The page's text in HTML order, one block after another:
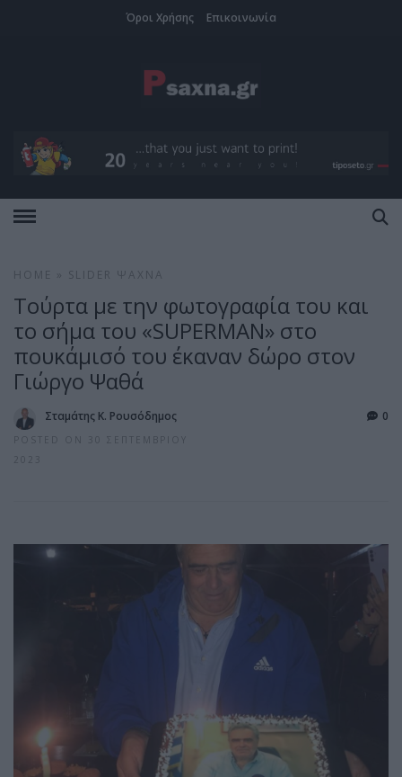
Όροι Χρήσης Επικοινωνία
HOME SLIDER ΨΑΧΝΆ
Τούρτα με την φωτογραφία του και
το σήμα του «SUPERMAN» στο
πουκάμισό του έκαναν δώρο στον
Γιώργο Ψαθά
Σταμάτης Κ. Ρουσόδημος
POSTED ON 30 ΣΕΠΤΕΜΒΡΊΟΥ
2023
0